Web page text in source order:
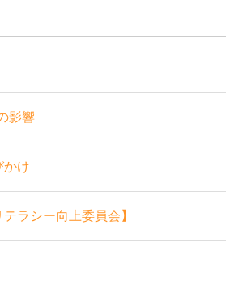
影響
かけ
ラシー向上委員会】